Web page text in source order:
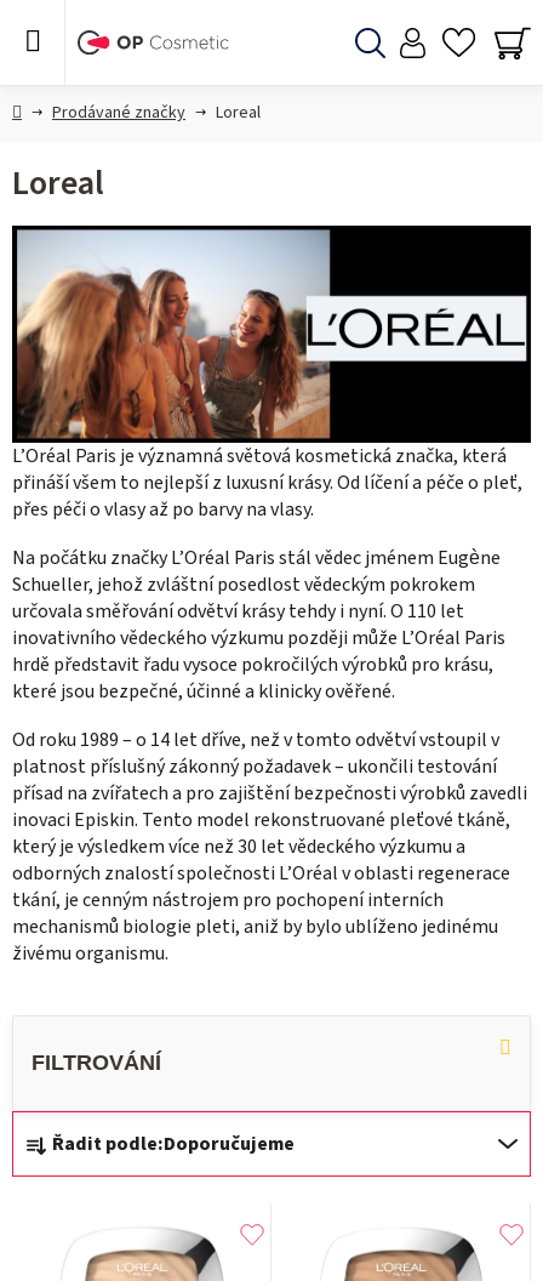
DomůProdávané značky Loreal
Loreal
L’Oréal Paris je významná světová kosmetická značka, která
přináší všem to nejlepší z luxusní krásy. Od líčení a péče o pleť,
přes péči o vlasy až po barvy na vlasy.
Na počátku značky L’Oréal Paris stál vědec jménem Eugène
Schueller, jehož zvláštní posedlost vědeckým pokrokem
určovala směřování odvětví krásy tehdy i nyní. O 110 let
inovativního vědeckého výzkumu později může L’Oréal Paris
hrdě představit řadu vysoce pokročilých výrobků pro krásu,
které jsou bezpečné, účinné a klinicky ověřené.
Od roku 1989 – o 14 let dříve, než v tomto odvětví vstoupil v
platnost příslušný zákonný požadavek – ukončili testování
přísad na zvířatech a pro zajištění bezpečnosti výrobků zavedli
inovaci Episkin. Tento model rekonstruované pleťové tkáně,
který je výsledkem více než 30 let vědeckého výzkumu a
odborných znalostí společnosti L’Oréal v oblasti regenerace
tkání, je cenným nástrojem pro pochopení interních
mechanismů biologie pleti, aniž by bylo ublíženo jedinému
živému organismu.
Ř
a
Řadit podle:Doporučujeme